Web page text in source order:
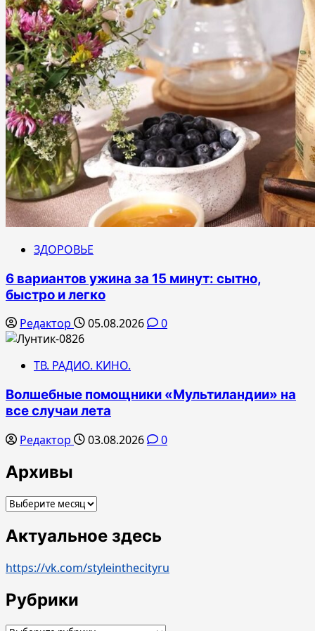
ЗДОРОВЬЕ
6 вариантов ужина за 15 минут: сытно,
быстро и легко
Редактор 05.08.2026 0
ТВ. РАДИО. КИНО.
Волшебные помощники «Мультиландии» на
все случаи лета
Редактор 03.08.2026 0
Архивы
Архивы
Актуальное здесь
https://vk.com/styleinthecityru
Рубрики